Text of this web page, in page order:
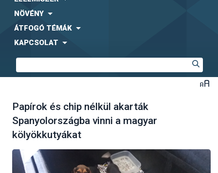
NÖVÉNY
ÁTFOGÓ TÉMÁK
KAPCSOLAT
Papírok és chip nélkül akarták
Spanyolországba vinni a magyar
kölyökkutyákat